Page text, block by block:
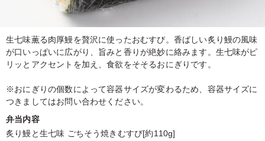
生七味薫る肉厚鰻を贅沢に使ったおむすび。香ばしい炙り鰻の風味
が口いっぱいに広がり、旨みと香りが絶妙に絡みます。生七味がピ
リッとアクセントを加え、食欲をそそるおにぎりです。
※おにぎりの個数によって容器サイズが変わるため、容器サイズに
つきましてはお問い合わせください。
弁当内容
炙り鰻と生七味 ごちそう焼きむすび[約110g]